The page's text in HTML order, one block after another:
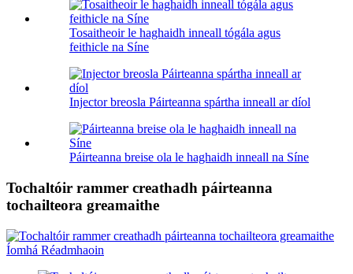
Tosaitheoir le haghaidh inneall tógála agus
feithicle na Síne
Injector breosla Páirteanna spártha inneall ar díol
Páirteanna breise ola le haghaidh inneall na Síne
Tochaltóir rammer creathadh páirteanna
tochailteora greamaithe